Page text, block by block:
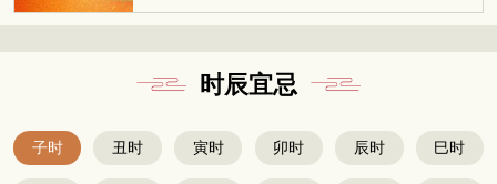
时辰宜忌
子时 丑时 寅时 卯时 辰时 巳时